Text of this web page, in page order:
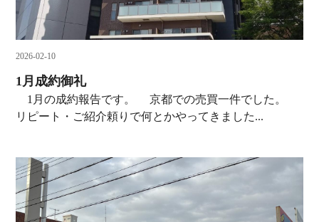
2026-02-10
1月成約御礼
1月の成約報告です。 京都での売買一件でした。
リピート・ご紹介頼りで何とかやってきました...